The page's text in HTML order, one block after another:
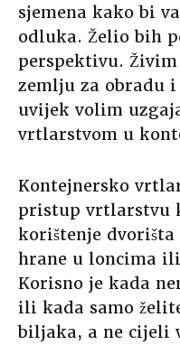
sjemena kako bi
odluka. Želio bih
perspektivu.
zemlju za obradu
uvijek volim
vrtlarstvom u
Kontejnersko
pristup vrtlarstvu
korištenje
hrane u loncima
Korisno je kada
ili kada samo
biljaka, a ne cijeli